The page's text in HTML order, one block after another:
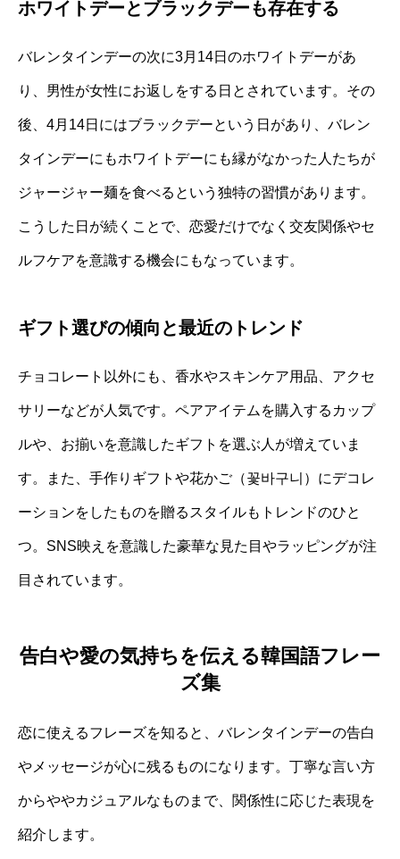
ホワイトデーとブラックデーも存在する
バレンタインデーの次に3月14日のホワイトデーがあ
り、男性が女性にお返しをする日とされています。その
後、4月14日にはブラックデーという日があり、バレン
タインデーにもホワイトデーにも縁がなかった人たちが
ジャージャー麺を食べるという独特の習慣があります。
こうした日が続くことで、恋愛だけでなく交友関係やセ
ルフケアを意識する機会にもなっています。
ギフト選びの傾向と最近のトレンド
チョコレート以外にも、香水やスキンケア用品、アクセ
サリーなどが人気です。ペアアイテムを購入するカップ
ルや、お揃いを意識したギフトを選ぶ人が増えていま
す。また、手作りギフトや花かご（꽃바구니）にデコレ
ーションをしたものを贈るスタイルもトレンドのひと
つ。SNS映えを意識した豪華な見た目やラッピングが注
目されています。
告白や愛の気持ちを伝える韓国語フレー
ズ集
恋に使えるフレーズを知ると、バレンタインデーの告白
やメッセージが心に残るものになります。丁寧な言い方
からややカジュアルなものまで、関係性に応じた表現を
紹介します。